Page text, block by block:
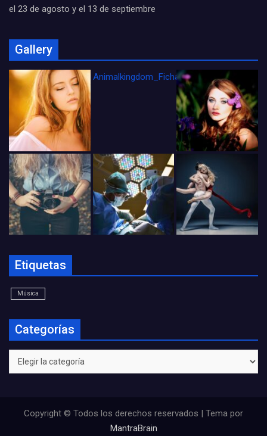
el 23 de agosto y el 13 de septiembre
Gallery
Animalkingdom_FichaCine
Etiquetas
Música
Categorías
Categorías
Copyright © Todos los derechos reservados | Tema por
MantraBrain